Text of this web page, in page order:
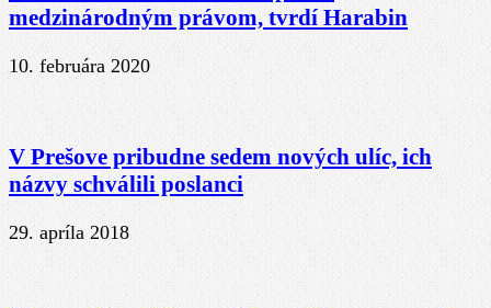
medzinárodným právom, tvrdí Harabin
10. februára 2020
V Prešove pribudne sedem nových ulíc, ich
názvy schválili poslanci
29. apríla 2018